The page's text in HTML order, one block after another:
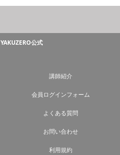
YAKUZERO公式
講師紹介
会員ログインフォーム
よくある質問
お問い合わせ
利用規約